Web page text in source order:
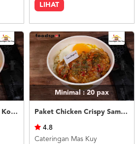
LIHAT
Paket Karaage Sambal Korek
Minimal : 20pax
Paket Chicken Crispy Sambal Geprek
4.8
Cateringan Mas Kuy